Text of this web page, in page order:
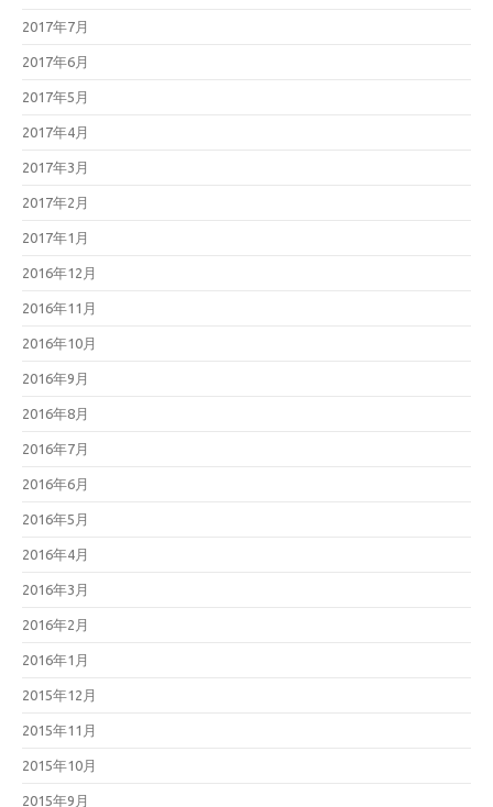
2017年7月
2017年6月
2017年5月
2017年4月
2017年3月
2017年2月
2017年1月
2016年12月
2016年11月
2016年10月
2016年9月
2016年8月
2016年7月
2016年6月
2016年5月
2016年4月
2016年3月
2016年2月
2016年1月
2015年12月
2015年11月
2015年10月
2015年9月